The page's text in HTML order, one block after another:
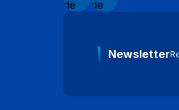
Newsletter